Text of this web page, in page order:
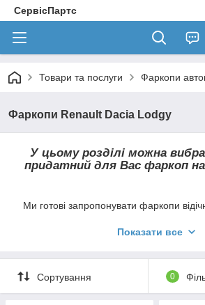
СервісПартс
Товари та послуги Фаркопи
Фаркопи Renault Dacia Lodgy
У цьому розділі можна
придатний для Вас фаркоп на
Ми готові запропонувати фаркопи
Thule (Brink), Steinhof,
Всі причепні пристрої в
мають зйомні гаки, які
різному, залежно від
Показати все
Сортування 0